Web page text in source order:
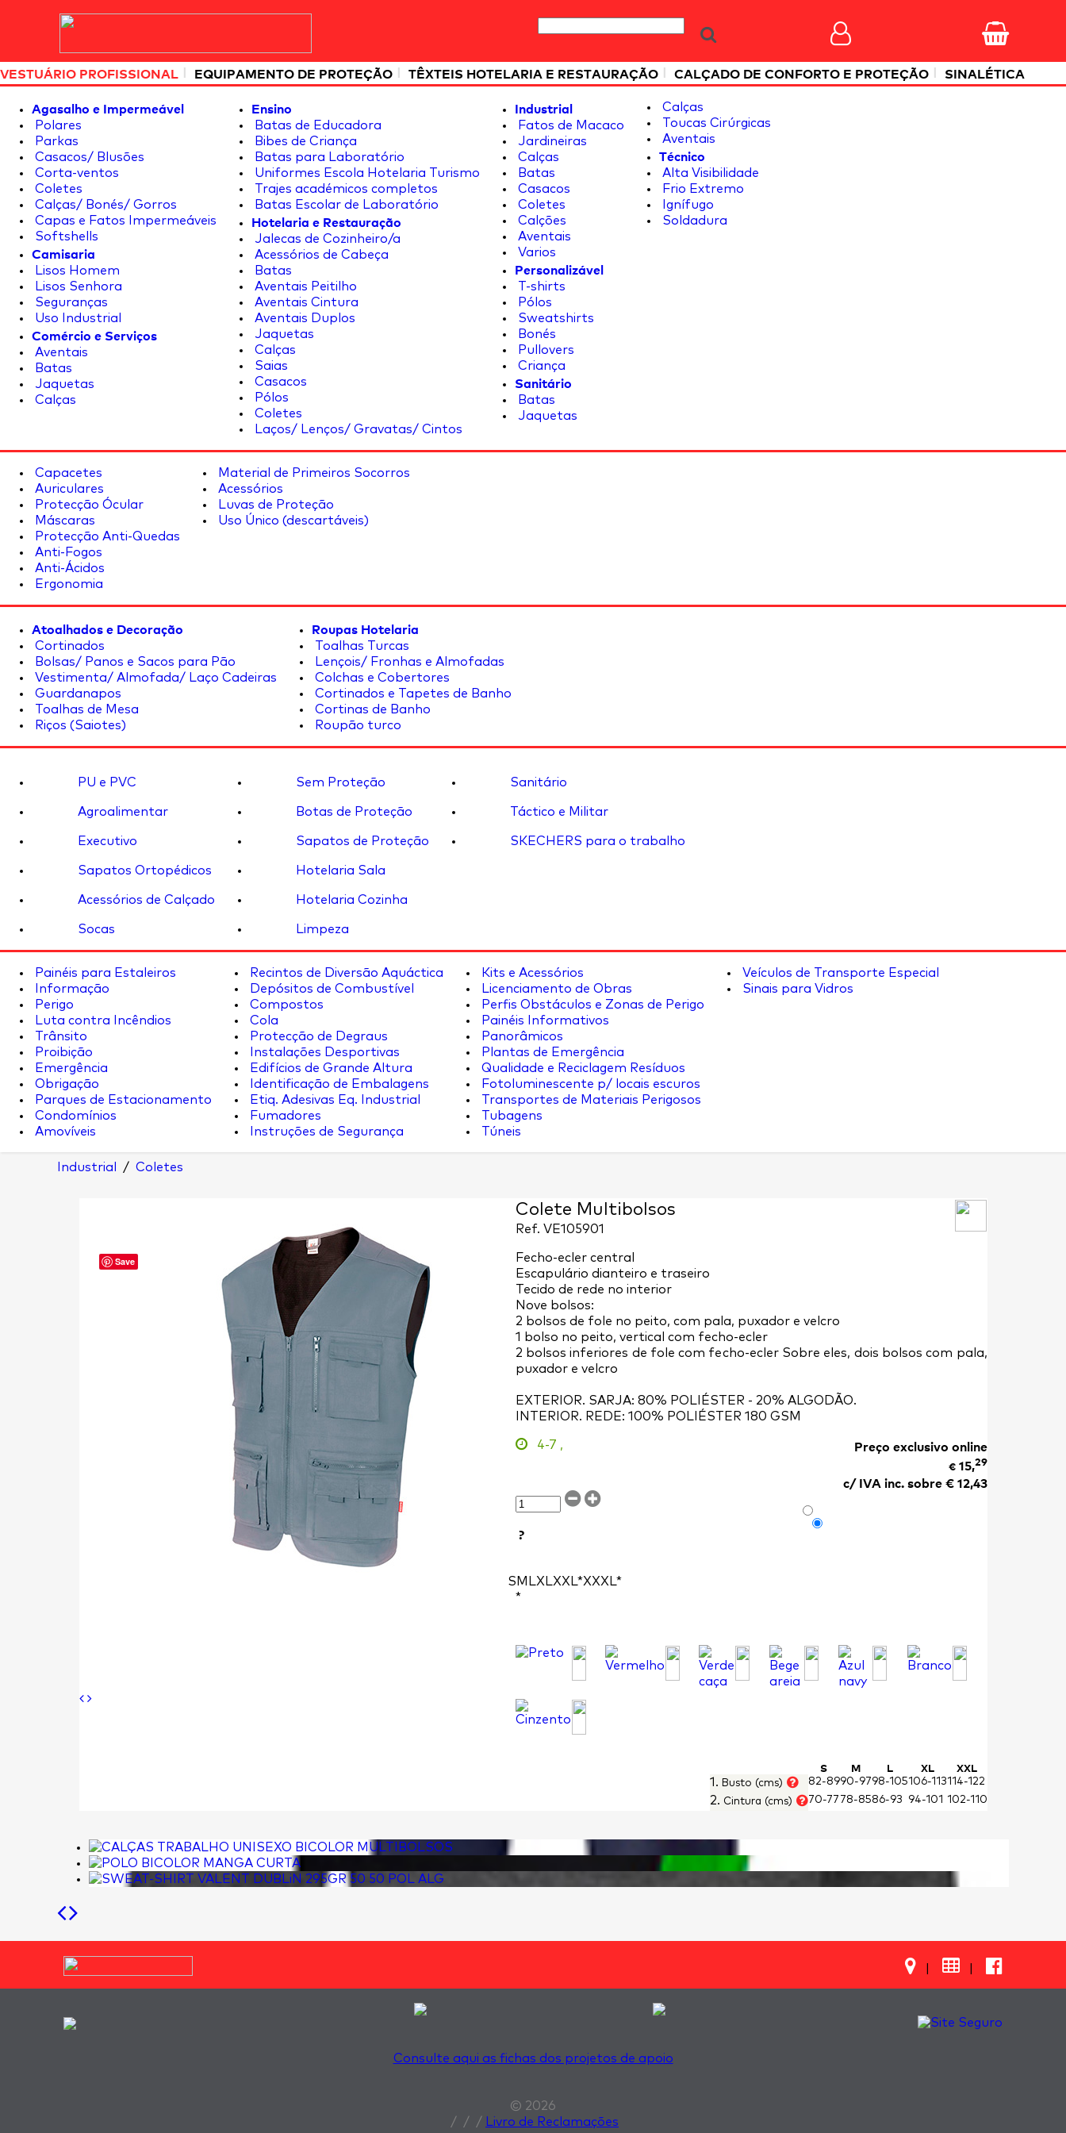
VESTUÁRIO PROFISSIONAL | EQUIPAMENTO DE PROTEÇÃO | TÊXTEIS HOTELARIA E RESTAURAÇÃO | CALÇADO DE CONFORTO E PROTEÇÃO | SINALÉTICA
Agasalho e Impermeável
Polares
Parkas
Casacos/ Blusões
Corta-ventos
Coletes
Calças/ Bonés/ Gorros
Capas e Fatos Impermeáveis
Softshells
Camisaria
Lisos Homem
Lisos Senhora
Seguranças
Uso Industrial
Comércio e Serviços
Aventais
Batas
Jaquetas
Calças
Ensino
Batas de Educadora
Bibes de Criança
Batas para Laboratório
Uniformes Escola Hotelaria Turismo
Trajes académicos completos
Batas Escolar de Laboratório
Hotelaria e Restauração
Jalecas de Cozinheiro/a
Acessórios de Cabeça
Batas
Aventais Peitilho
Aventais Cintura
Aventais Duplos
Jaquetas
Calças
Saias
Casacos
Pólos
Coletes
Laços/ Lenços/ Gravatas/ Cintos
Industrial
Fatos de Macaco
Jardineiras
Calças
Batas
Casacos
Coletes
Calções
Aventais
Varios
Personalizável
T-shirts
Pólos
Sweatshirts
Bonés
Pullovers
Criança
Sanitário
Batas
Jaquetas
Calças
Toucas Cirúrgicas
Aventais
Técnico
Alta Visibilidade
Frio Extremo
Ignífugo
Soldadura
Capacetes
Auriculares
Protecção Ócular
Máscaras
Protecção Anti-Quedas
Anti-Fogos
Anti-Ácidos
Ergonomia
Material de Primeiros Socorros
Acessórios
Luvas de Proteção
Uso Único (descartáveis)
Atoalhados e Decoração
Cortinados
Bolsas/ Panos e Sacos para Pão
Vestimenta/ Almofada/ Laço Cadeiras
Guardanapos
Toalhas de Mesa
Riços (Saiotes)
Roupas Hotelaria
Toalhas Turcas
Lençois/ Fronhas e Almofadas
Colchas e Cobertores
Cortinados e Tapetes de Banho
Cortinas de Banho
Roupão turco
PU e PVC
Agroalimentar
Executivo
Sapatos Ortopédicos
Acessórios de Calçado
Socas
Sem Proteção
Botas de Proteção
Sapatos de Proteção
Hotelaria Sala
Hotelaria Cozinha
Limpeza
Sanitário
Táctico e Militar
SKECHERS para o trabalho
Painéis para Estaleiros
Informação
Perigo
Luta contra Incêndios
Trânsito
Proibição
Emergência
Obrigação
Parques de Estacionamento
Condomínios
Amovíveis
Recintos de Diversão Aquáctica
Depósitos de Combustível
Compostos
Cola
Protecção de Degraus
Instalações Desportivas
Edifícios de Grande Altura
Identificação de Embalagens
Etiq. Adesivas Eq. Industrial
Fumadores
Instruções de Segurança
Kits e Acessórios
Licenciamento de Obras
Perfis Obstáculos e Zonas de Perigo
Painéis Informativos
Panorâmicos
Plantas de Emergência
Qualidade e Reciclagem Resíduos
Fotoluminescente p/ locais escuros
Transportes de Materiais Perigosos
Tubagens
Túneis
Veículos de Transporte Especial
Sinais para Vidros
Industrial / Coletes
Save
Colete Multibolsos
Ref. VE105901
Fecho-ecler central
Escapulário dianteiro e traseiro
Tecido de rede no interior
Nove bolsos:
2 bolsos de fole no peito, com pala, puxador e velcro
1 bolso no peito, vertical com fecho-ecler
2 bolsos inferiores de fole com fecho-ecler Sobre eles, dois bolsos com pala,
puxador e velcro
EXTERIOR. SARJA: 80% POLIÉSTER - 20% ALGODÃO.
INTERIOR. REDE: 100% POLIÉSTER 180 GSM
4-7 , Preço exclusivo online
€15,29
c/ IVA inc. sobre €12,43
?
S M LXLXXL*XXXL*
*
S M L XL XXL
1. Busto (cms) 82-8990-9798-105106-113114-122
2. Cintura (cms) 70-77 78-8586-93 94-101 102-110

Consulte aqui as fichas dos projetos de apoio
© 2026
/
/ / Livro de Reclamações